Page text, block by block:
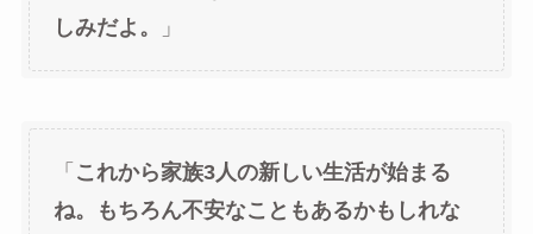
しみだよ。
」
「 これから家族3人の新しい生活が始まる
ね。もちろん不安なこともあるかもしれな